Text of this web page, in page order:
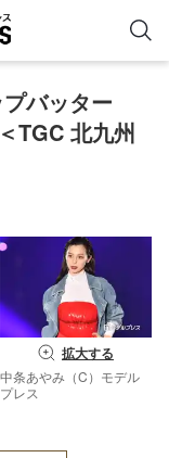
バッター
TGC 北九州
拡大する
中条あやみ（C）モデル
プレス